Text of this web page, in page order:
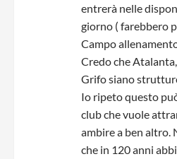
entrerà nelle
giorno ( farebbero
Campo
Credo che
Grifo siano
Io ripeto questo
club che vuole
ambire a ben altro.
che in 120 anni